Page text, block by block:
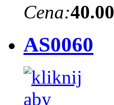
Cena:40.00
AS0060